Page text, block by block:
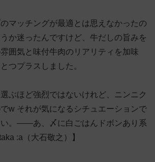
マッチングが最適とは思えなかったの
か迷ったんですけど、牛だしの旨みを
囲気と味付牛肉のリアリティを加味
つプラスしました。
ぶほど強烈ではないけれど、ニンニク
w それが気になるシチュエーションで
い。——あ、〆に白ごはんドボンあり系
:a（大石敬之）】